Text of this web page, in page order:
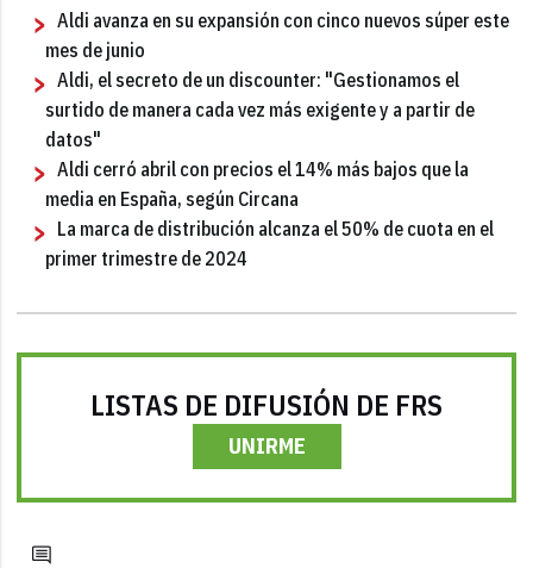
Aldi avanza en su expansión con cinco nuevos súper este
mes de junio
Aldi, el secreto de un discounter: "Gestionamos el
surtido de manera cada vez más exigente y a partir de
datos"
Aldi cerró abril con precios el 14% más bajos que la
media en España, según Circana
La marca de distribución alcanza el 50% de cuota en el
primer trimestre de 2024
LISTAS DE DIFUSIÓN DE FRS
UNIRME